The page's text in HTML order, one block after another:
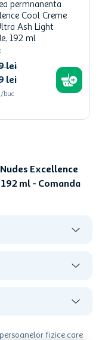
permnanenta
Cool Creme
Ash Light
192 ml
lei
lei
buc
Excellence
ml - Comanda
fizice care